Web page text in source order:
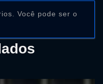
Você pode ser o